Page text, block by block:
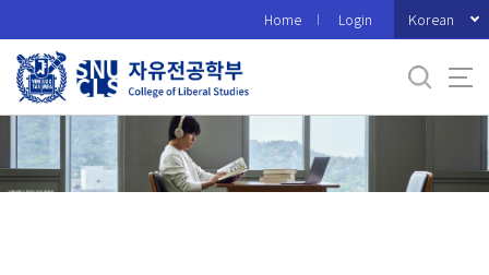
로
메
Home Login Korean